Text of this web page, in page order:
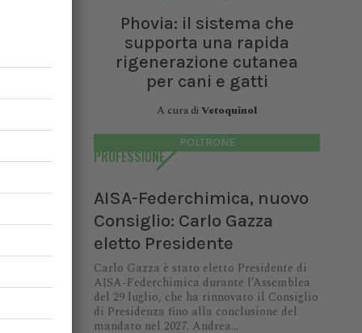
testo
e di
per la
Phovia: il sistema che
supporta una rapida
rigenerazione cutanea
per cani e gatti
A cura diVetoquinol
POLTRONE
PROFESSIONE
AISA-Federchimica, nuovo
Consiglio: Carlo Gazza
eletto Presidente
Carlo Gazza è stato eletto Presidente di
AISA-Federchimica durante l’Assemblea
del 29 luglio, che ha rinnovato il Consiglio
di Presidenza fino alla conclusione del
mandato nel 2027. Andrea...